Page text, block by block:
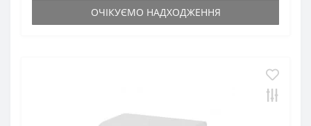
ОЧІКУЄМО НАДХОДЖЕННЯ